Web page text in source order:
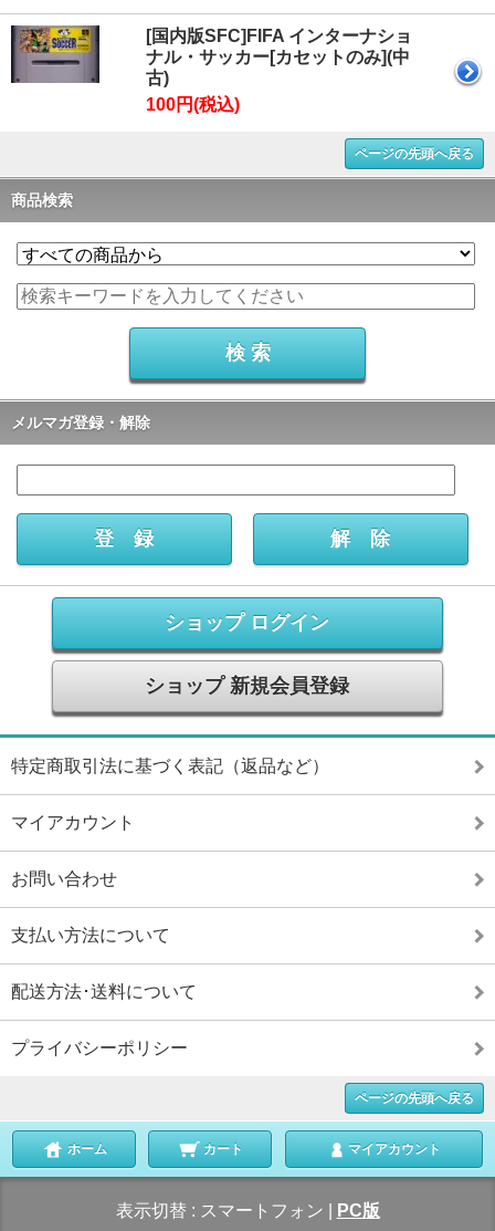
[国内版SFC]FIFA インターナショ
ナル・サッカー[カセットのみ](中
古)
100円(税込)
ページの先頭へ戻る
商品検索
メルマガ登録・解除
ショップ ログイン
ショップ 新規会員登録
特定商取引法に基づく表記（返品など）
マイアカウント
お問い合わせ
支払い方法について
配送方法･送料について
プライバシーポリシー
ページの先頭へ戻る
ホーム カート マイアカウント
表示切替 : スマートフォン PC版